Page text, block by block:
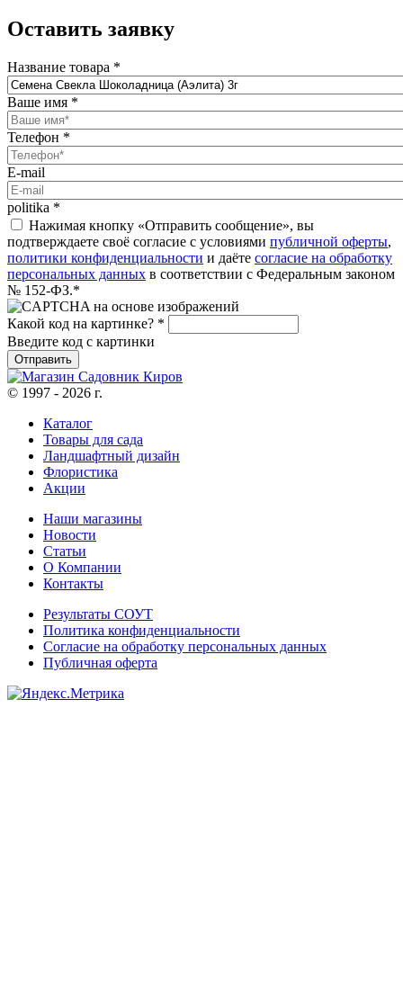
Оставить заявку
Название товара *
Ваше имя *
Телефон *
E-mail
politika *
Нажимая кнопку «Отправить сообщение», вы
подтверждаете своё согласие с условиями публичной оферты,
политики конфиденциальности и даёте согласие на обработку
персональных данных в соответствии с Федеральным законом
№ 152-ФЗ.*
Какой код на картинке? *
Введите код с картинки
© 1997 - 2026 г.
Каталог
Товары для сада
Ландшафтный дизайн
Флористика
Акции
Наши магазины
Новости
Статьи
О Компании
Контакты
Результаты СОУТ
Политика конфиденциальности
Согласие на обработку персональных данных
Публичная оферта